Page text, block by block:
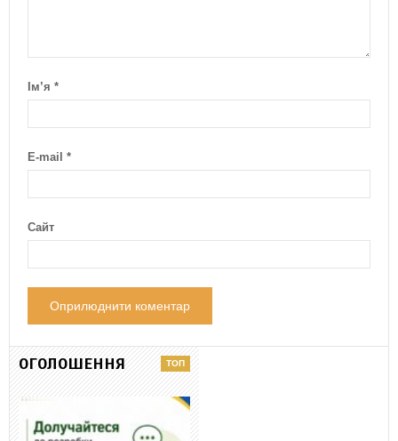
Ім’я *
E-mail *
Сайт
ОГОЛОШЕННЯ